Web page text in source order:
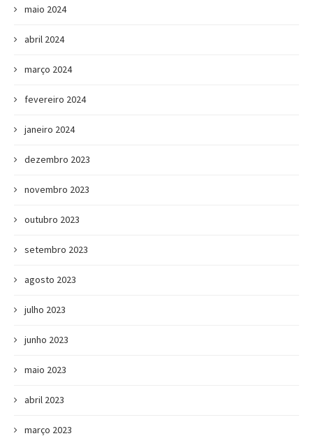
maio 2024
abril 2024
março 2024
fevereiro 2024
janeiro 2024
dezembro 2023
novembro 2023
outubro 2023
setembro 2023
agosto 2023
julho 2023
junho 2023
maio 2023
abril 2023
março 2023